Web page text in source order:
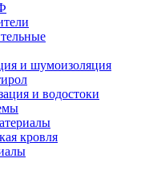
и шумоизоляция
и водостоки
кровля